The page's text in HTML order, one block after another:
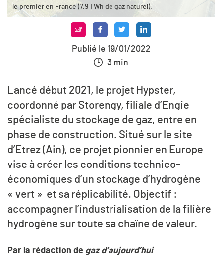
le premier en France (7,9 TWh de gaz naturel).
Publié le 19/01/2022
3 min
Lancé début 2021, le projet Hypster,
coordonné par Storengy, filiale d’Engie
spécialiste du stockage de gaz, entre en
phase de construction. Situé sur le site
d’Etrez (Ain), ce projet pionnier en Europe
vise à créer les conditions technico-
économiques d’un stockage d’hydrogène
« vert » et sa réplicabilité. Objectif :
accompagner l’industrialisation de la filière
hydrogène sur toute sa chaîne de valeur.
Par la rédaction de gaz d’aujourd’hui